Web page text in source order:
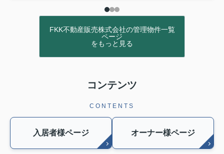
FKK不動産販売株式会社の管理物件一覧
ページ
をもっと見る
コンテンツ
CONTENTS
入居者様ページ オーナー様ページ